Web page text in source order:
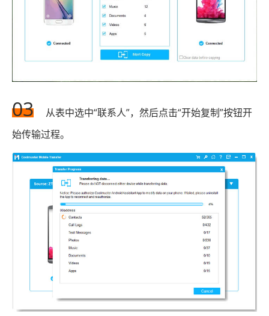
03
从表中选中“联系人”，然后点击“开始复制”按钮开
始传输过程。